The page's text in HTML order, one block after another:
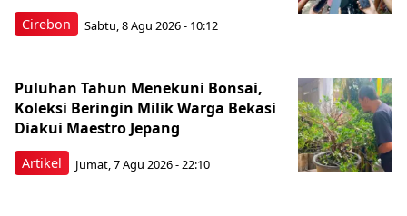
Cirebon Sabtu, 8 Agu 2026 - 10:12
Artikel
Puluhan Tahun Menekuni Bonsai,
Koleksi Beringin Milik Warga Bekasi
Diakui Maestro Jepang
Jumat, 7 Agu 2026 - 22:10